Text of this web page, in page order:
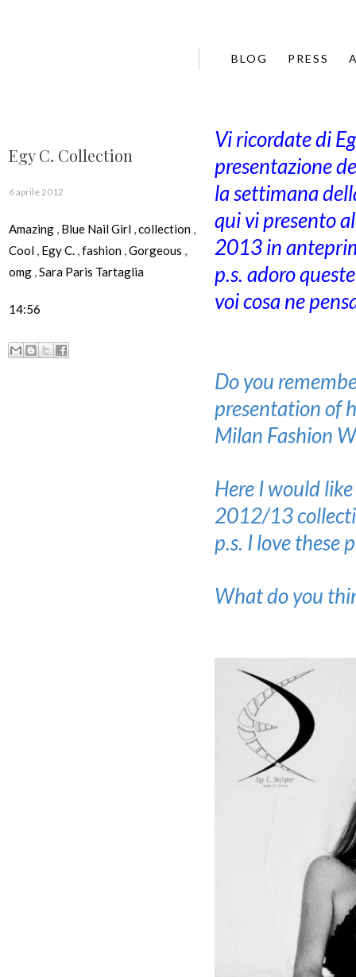
BLOG PRESS
Egy C. Collection
6 aprile 2012
Amazing , Blue Nail Girl ,collection ,
Cool , Egy C. ,fashion ,Gorgeous ,
omg ,Sara Paris Tartaglia
14:56
Vi ricordate di
presentazione
la settimana
qui vi presento
2013 in
p.s. adoro
voi cosa ne
Do you
presentation of
Milan Fashion
Here I would
2012/13
p.s. I love these
What do you